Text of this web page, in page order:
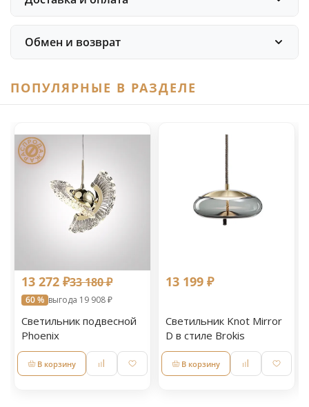
Обмен и возврат
ПОПУЛЯРНЫЕ В РАЗДЕЛЕ
13 272 ₽33 180 ₽
60 % выгода 19 908 ₽
Светильник подвесной
Phoenix
В корзину
13 199 ₽
Светильник Knot Mirror
D в стиле Brokis
В корзину